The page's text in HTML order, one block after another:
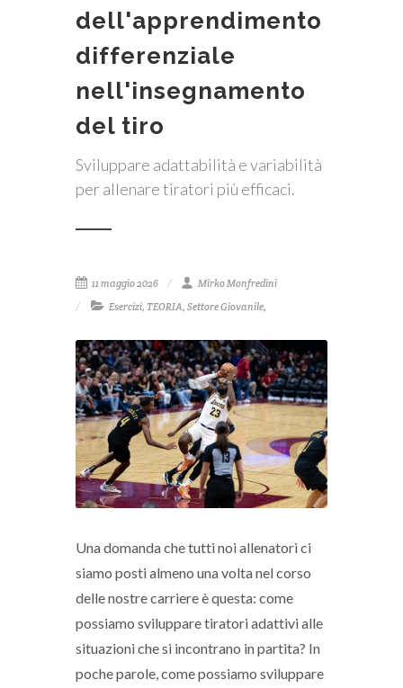
dell'apprendimento
differenziale
nell'insegnamento
del tiro
Sviluppare adattabilità e variabilità
per allenare tiratori più efficaci.
11 maggio 2026
Mirko Monfredini
Esercizi, TEORIA, Settore Giovanile,
Una domanda che tutti noi allenatori ci
siamo posti almeno una volta nel corso
delle nostre carriere è questa: come
possiamo sviluppare tiratori adattivi alle
situazioni che si incontrano in partita? In
poche parole, come possiamo sviluppare